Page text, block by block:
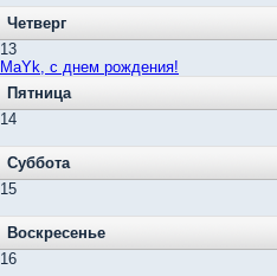
Четверг
13
MaYk, c днем рождения!
Пятница
14
Суббота
15
Воскресенье
16